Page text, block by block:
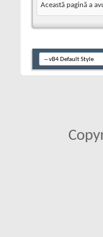
Această pagină a